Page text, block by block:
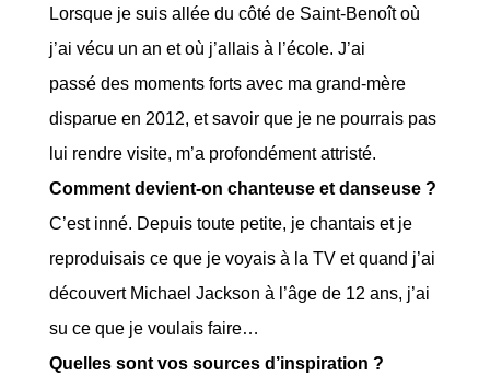
Lorsque je suis allée du côté de Saint-Benoît où
j’ai vécu un an et où j’allais à l’école. J’ai
passé des moments forts avec ma grand-mère
disparue en 2012, et savoir que je ne pourrais pas
lui rendre visite, m’a profondément attristé.
Comment devient-on chanteuse et danseuse ?
C’est inné. Depuis toute petite, je chantais et je
reproduisais ce que je voyais à la TV et quand j’ai
découvert Michael Jackson à l’âge de 12 ans, j’ai
su ce que je voulais faire…
Quelles sont vos sources d’inspiration ?